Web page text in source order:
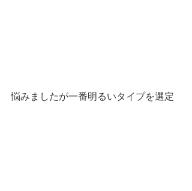
悩みましたが一番明るいタイプを選定